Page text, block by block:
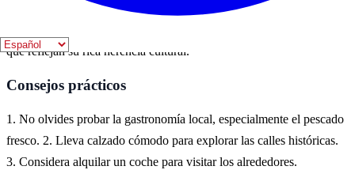
de Andalucía. Puedes explorar su casco antiguo, con calles
que reflejan su rica herencia cultural.
Consejos prácticos
1. No olvides probar la gastronomía local, especialmente el pescado
fresco. 2. Lleva calzado cómodo para explorar las calles históricas.
3. Considera alquilar un coche para visitar los alrededores.